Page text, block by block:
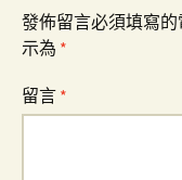
發佈留言必須填寫
示為 *
留言 *